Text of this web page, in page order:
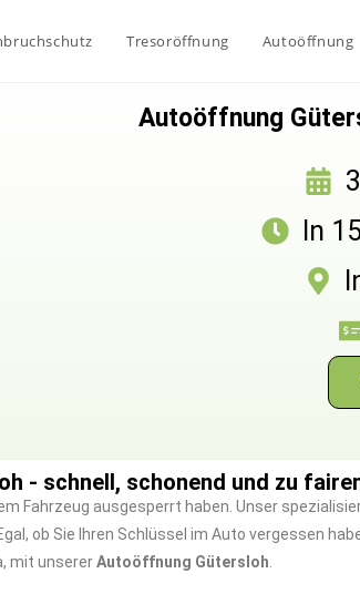
Tresoröffnung Autoöffnung
Autoöffnung
In
- schnell, schonend und zu
Fahrzeug ausgesperrt haben. Unser
ob Sie Ihren Schlüssel im Auto vergessen
mit unsererAutoöffnung Gütersloh